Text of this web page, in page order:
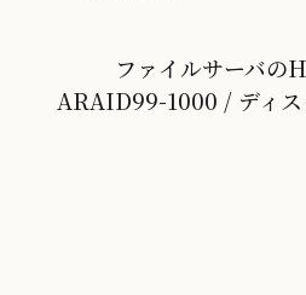
ファイルサーバ
ARAID99-1000 / ディス